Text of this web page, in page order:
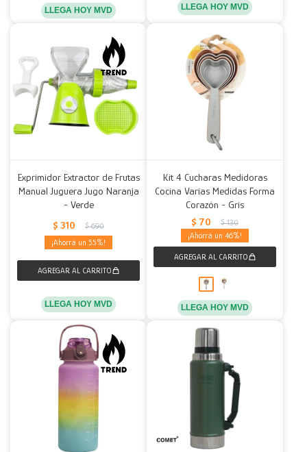
LLEGA HOY MVD LLEGA HOY MVD
Exprimidor Extractor de Frutas
Manual Juguera Jugo Naranja
- Verde
$ 310 $ 690
55
LLEGA HOY MVD
Kit 4 Cucharas Medidoras
Cocina Varias Medidas Forma
Corazón - Gris
$ 70 $ 130
46
LLEGA HOY MVD